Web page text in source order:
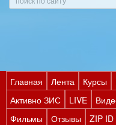
Главная Лента Курсы
Активно ЗИС
LIVE
Фильмы
Отзывы ZIP ID